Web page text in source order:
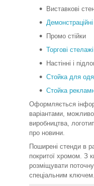
Виставкові
Промо стійки
Торгові стелажі
Настінні і
Стойка для
Стойка
Оформляється
варіантами,
виробництва,
про новини.
Поширені стенди в
покритої хромом. З
розміщувати
спеціальним ключем.